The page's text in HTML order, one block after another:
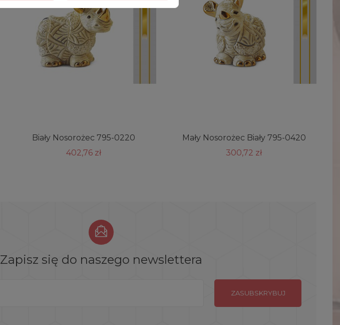
Biały Nosorożec 795-0220
402,76 zł
Mały Nosorożec Biały 795-0420
300,72 zł
Zapisz się do naszego newslettera